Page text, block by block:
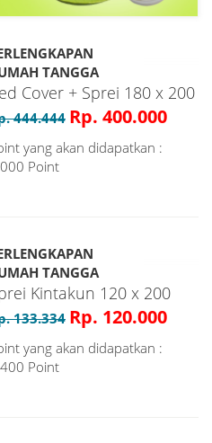
TANGGA
Cover + Sprei 180 x 200
444.444 Rp. 400.000
yang akan didapatkan :
Point
TANGGA
Kintakun 120 x 200
133.334 Rp. 120.000
yang akan didapatkan :
Point